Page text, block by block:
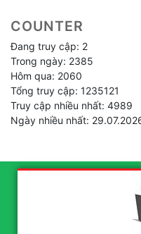
COUNTER
Đang truy cập: 2
Trong ngày: 2385
Hôm qua: 2060
Tổng truy cập: 1235121
Truy cập nhiều nhất: 4989
Ngày nhiều nhất: